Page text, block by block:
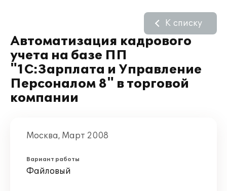
Автоматизация кадрового
учета на базе ПП
"1С:Зарплата и Управление
Персоналом 8" в торговой
компании
К списку
Москва, Март 2008
Вариант работы
Файловый